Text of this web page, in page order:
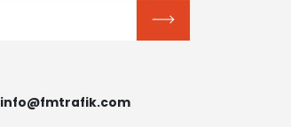
info@fmtrafik.com